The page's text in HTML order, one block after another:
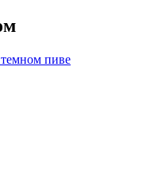
пиве